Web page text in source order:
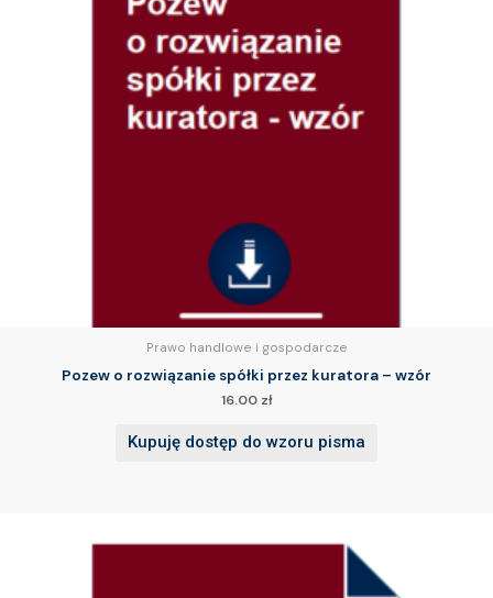
Prawo handlowe i gospodarcze
Pozew o rozwiązanie spółki przez kuratora – wzór
16.00 zł
Kupuję dostęp do wzoru pisma